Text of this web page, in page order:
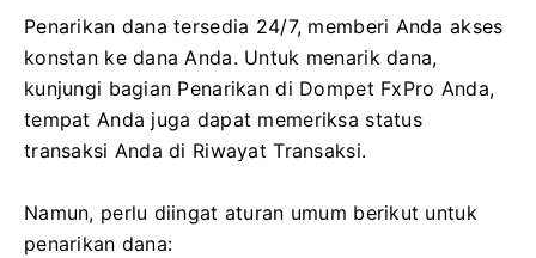
Penarikan dana tersedia 24/7, memberi Anda akses
konstan ke dana Anda. Untuk menarik dana,
kunjungi bagian Penarikan di Dompet FxPro Anda,
tempat Anda juga dapat memeriksa status
transaksi Anda di Riwayat Transaksi.
Namun, perlu diingat aturan umum berikut untuk
penarikan dana: